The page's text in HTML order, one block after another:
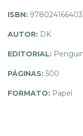
ISBN:
AUTOR: DK
EDITORIAL:
PÁGINAS: 500
FORMATO: Papel